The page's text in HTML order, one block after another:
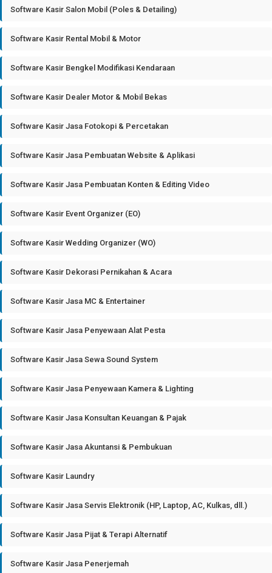
Software Kasir Salon Mobil (Poles & Detailing)
Software Kasir Rental Mobil & Motor
Software Kasir Bengkel Modifikasi Kendaraan
Software Kasir Dealer Motor & Mobil Bekas
Software Kasir Jasa Fotokopi & Percetakan
Software Kasir Jasa Pembuatan Website & Aplikasi
Software Kasir Jasa Pembuatan Konten & Editing Video
Software Kasir Event Organizer (EO)
Software Kasir Wedding Organizer (WO)
Software Kasir Dekorasi Pernikahan & Acara
Software Kasir Jasa MC & Entertainer
Software Kasir Jasa Penyewaan Alat Pesta
Software Kasir Jasa Sewa Sound System
Software Kasir Jasa Penyewaan Kamera & Lighting
Software Kasir Jasa Konsultan Keuangan & Pajak
Software Kasir Jasa Akuntansi & Pembukuan
Software Kasir Laundry
Software Kasir Jasa Servis Elektronik (HP, Laptop, AC, Kulkas, dll.)
Software Kasir Jasa Pijat & Terapi Alternatif
Software Kasir Jasa Penerjemah